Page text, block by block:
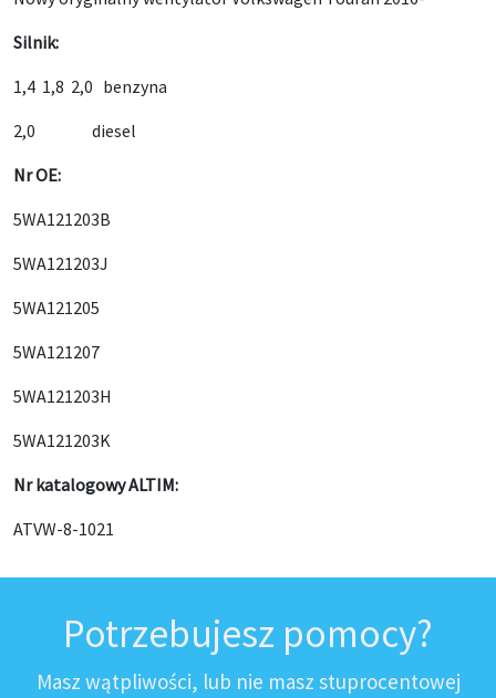
Silnik:
1,4 1,8 2,0 benzyna
2,0 diesel
Nr OE:
5WA121203B
5WA121203J
5WA121205
5WA121207
5WA121203H
5WA121203K
Nr katalogowy ALTIM:
ATVW-8-1021
Potrzebujesz pomocy?
Masz wątpliwości, lub nie masz stuprocentowej